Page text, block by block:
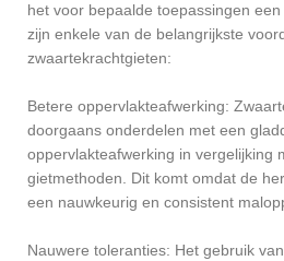
het voor bepaalde toepassingen
zijn enkele van de belangrijkste
zwaartekrachtgieten:
Betere oppervlakteafwerking:
doorgaans onderdelen met een
oppervlakteafwerking in vergelijking
gietmethoden. Dit komt omdat de
een nauwkeurig en consistent
Nauwere toleranties: Het gebruik